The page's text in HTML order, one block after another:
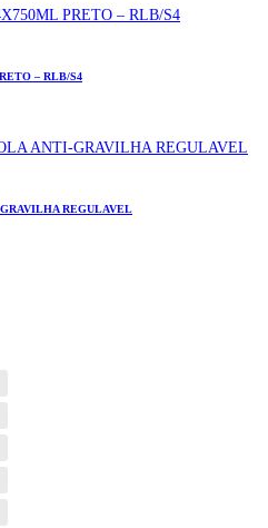
– RLB/S4
REGULAVEL